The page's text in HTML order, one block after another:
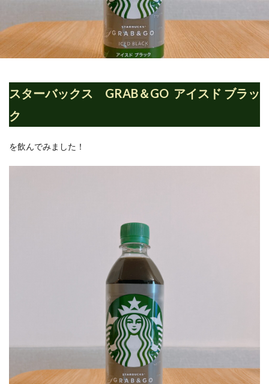
スターバックス GRAB＆GO アイスド ブラッ
ク
を飲んでみました！